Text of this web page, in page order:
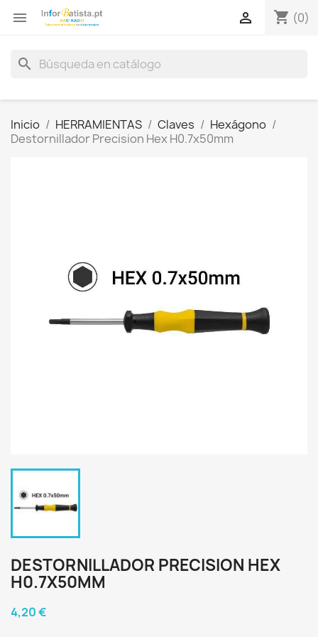
 shopping_cart (0)

search
Inicio HERRAMIENTAS Claves
Hexágono
Destornillador Precision Hex H0.7x50mm
DESTORNILLADOR PRECISION HEX
H0.7X50MM
4,20 €